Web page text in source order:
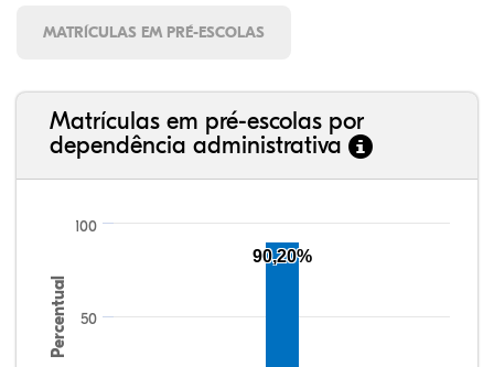
MATRÍCULAS EM PRÉ-ESCOLAS
Matrículas em pré-escolas por
dependência administrativa
Percentual 50
100
90,20%